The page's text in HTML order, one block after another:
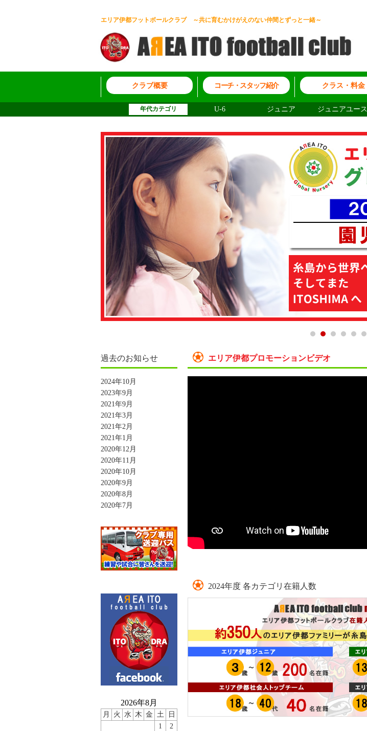
エリア伊都フットボールクラブ ～共に育むかけがえのない仲間とずっと一緒～
クラブ概要 コーチ・スタッフ紹介 クラス・料金
年代カテゴリ U-6 ジュニア ジュニアユース
エリア伊都プロモーションビデオ
2024年度 各カテゴリ在籍人数
過去のお知らせ
2024年10月
2023年9月
2021年9月
2021年3月
2021年2月
2021年1月
2020年12月
2020年11月
2020年10月
2020年9月
2020年8月
2020年7月
2026年8月
月 火 水 木 金 土 日
1
2